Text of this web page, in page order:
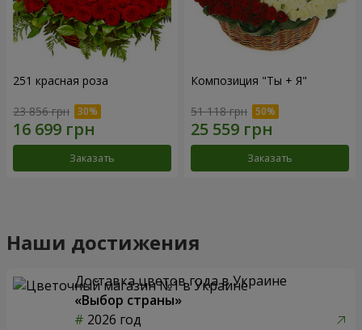
251 красная роза
23 856 грн
Заказать
Композиция "Ты + Я"
51 118 грн
Заказать
Наши достижения
Доставка цветов года в Украине
«Выбор страны»
2026 год